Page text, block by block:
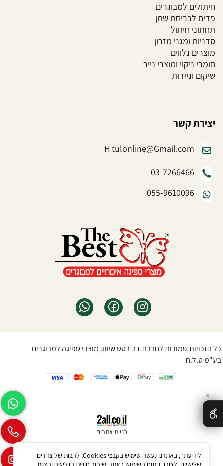
חיתולים למבוגרים
פדים לבריחת שתן
תחתוני חיתול
סדניות ומגני מזרון
מוצרים נלווים
חומרי ניקוי ומוצרי נייר
שיקום וניידות
יצירת קשר
Hitulonline@Gmail.com
03-7266466
055-9610096
כל הזכויות שמורות לחברת דה בסט שיווק מוצרי ספיגה למבוגרים
בע"מ ט.ל.ח
בניית אתרים
✕
לידיעתך, באתרנו נעשה שימוש בקבצי Cookies, לרבות של צדדים
שלישיים, לצורך ניתוח השימוש באתר, שיפור חוויית הגלישה והצגת